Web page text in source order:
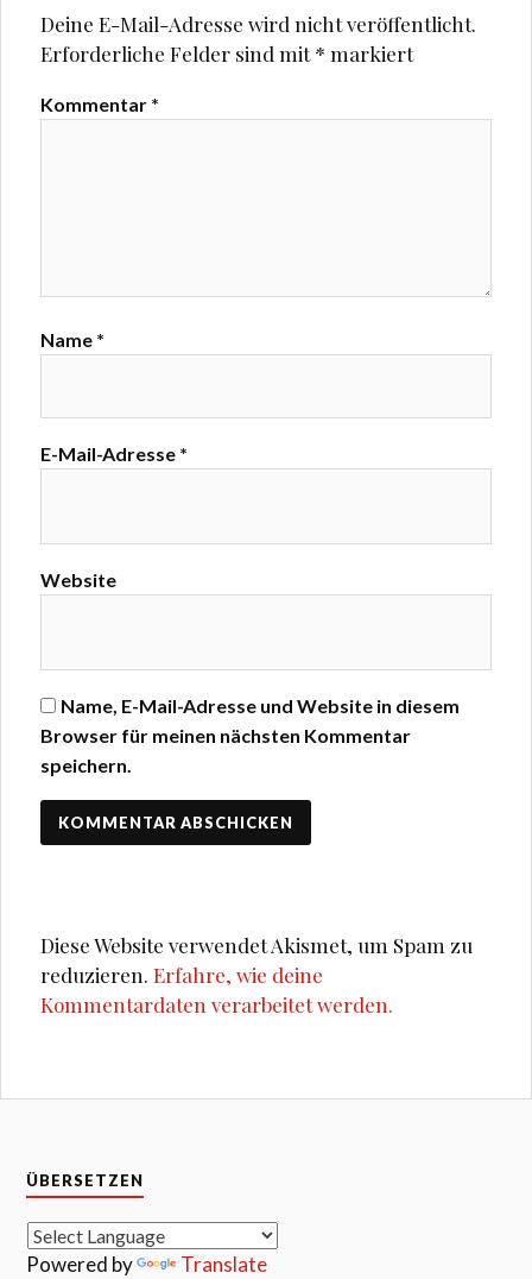
Deine E-Mail-Adresse wird nicht veröffentlicht.
Erforderliche Felder sind mit* markiert
Kommentar *
Name *
E-Mail-Adresse *
Website
Name, E-Mail-Adresse und Website in diesem
Browser für meinen nächsten Kommentar
speichern.
Diese Website verwendet Akismet, um Spam zu
reduzieren.Erfahre, wie deine
Kommentardaten verarbeitet werden.
ÜBERSETZEN
Powered by Translate